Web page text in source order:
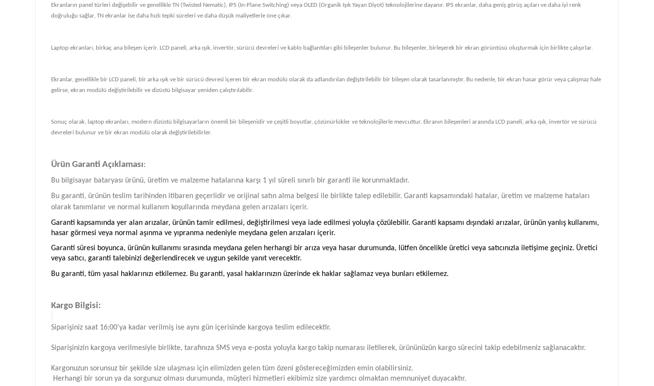
Ekranların panel türleri değişebilir ve genellikle TN (Twisted Nematic), IPS (In-Plane Switching) veya OLED (Organik Işık Yayan Diyot) teknolojilerine dayanır. IPS ekranlar, daha geniş görüş açıları ve daha iyi renk
doğruluğu sağlar, TN ekranlar ise daha hızlı tepki süreleri ve daha düşük maliyetlerle öne çıkar.
Laptop ekranları, birkaç ana bileşen içerir. LCD paneli, arka ışık, invertör, sürücü devreleri ve kablo bağlantıları gibi bileşenler bulunur. Bu bileşenler, birleşerek bir ekran görüntüsü oluşturmak için birlikte çalışırlar.
Ekranlar, genellikle bir LCD paneli, bir arka ışık ve bir sürücü devresi içeren bir ekran modülü olarak da adlandırılan değiştirilebilir bir bileşen olarak tasarlanmıştır. Bu nedenle, bir ekran hasar görür veya çalışmaz hale
gelirse, ekran modülü değiştirilebilir ve dizüstü bilgisayar yeniden çalıştırılabilir.
Sonuç olarak, laptop ekranları, modern dizüstü bilgisayarların önemli bir bileşenidir ve çeşitli boyutlar, çözünürlükler ve teknolojilerle mevcuttur. Ekranın bileşenleri arasında LCD paneli, arka ışık, invertör ve sürücü
devreleri bulunur ve bir ekran modülü olarak değiştirilebilirler.
Ürün Garanti Açıklaması:
Bu bilgisayar bataryası ürünü, üretim ve malzeme hatalarına karşı 1 yıl süreli sınırlı bir garanti ile korunmaktadır.
Bu garanti, ürünün teslim tarihinden itibaren geçerlidir ve orijinal satın alma belgesi ile birlikte talep edilebilir. Garanti kapsamındaki hatalar, üretim ve malzeme hataları
olarak tanımlanır ve normal kullanım koşullarında meydana gelen arızaları içerir.
Garanti kapsamında yer alan arızalar, ürünün tamir edilmesi, değiştirilmesi veya iade edilmesi yoluyla çözülebilir. Garanti kapsamı dışındaki arızalar, ürünün yanlış kullanımı,
hasar görmesi veya normal aşınma ve yıpranma nedeniyle meydana gelen arızaları içerir.
Garanti süresi boyunca, ürünün kullanımı sırasında meydana gelen herhangi bir arıza veya hasar durumunda, lütfen öncelikle üretici veya satıcınızla iletişime geçiniz. Üretici
veya satıcı, garanti talebinizi değerlendirecek ve uygun şekilde yanıt verecektir.
Bu garanti, tüm yasal haklarınızı etkilemez. Bu garanti, yasal haklarınızın üzerinde ek haklar sağlamaz veya bunları etkilemez.
Kargo Bilgisi:
Siparişiniz saat 16:00'ya kadar verilmiş ise aynı gün içerisinde kargoya teslim edilecektir.
Siparişinizin kargoya verilmesiyle birlikte, tarafınıza SMS veya e-posta yoluyla kargo takip numarası iletilerek, ürününüzün kargo sürecini takip edebilmeniz sağlanacaktır.
Kargonuzun sorunsuz bir şekilde size ulaşması için elimizden gelen tüm özeni göstereceğimizden emin olabilirsiniz.
Herhangi bir sorun ya da sorgunuz olması durumunda, müşteri hizmetleri ekibimiz size yardımcı olmaktan memnuniyet duyacaktır.